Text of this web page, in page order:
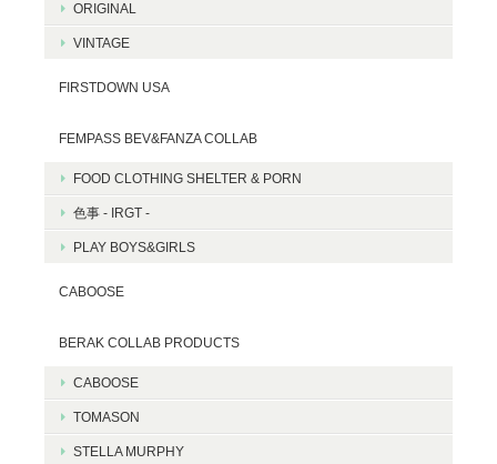
ORIGINAL
VINTAGE
FIRSTDOWN USA
FEMPASS BEV&FANZA COLLAB
FOOD CLOTHING SHELTER & PORN
色事 - IRGT -
PLAY BOYS&GIRLS
CABOOSE
BERAK COLLAB PRODUCTS
CABOOSE
TOMASON
STELLA MURPHY